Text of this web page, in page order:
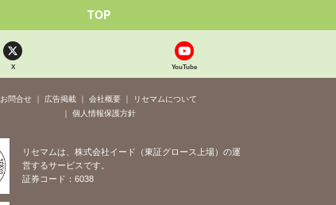
TOP
X YouTube
お問合せ 広告掲載 会社概要
リセマムについて
個人情報保護方針
リセマムは、株式会社イード（東証グロース上場）の運
営するサービスです。
証券コード：6038